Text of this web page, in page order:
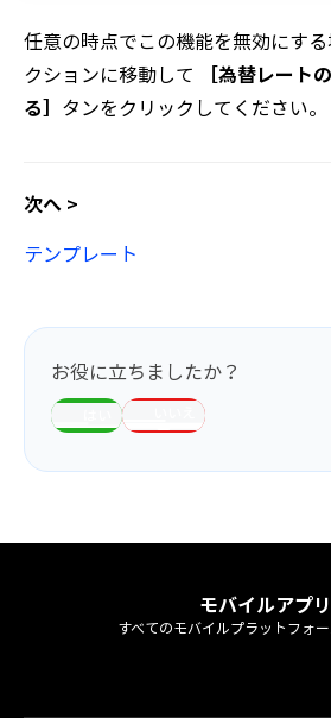
任意の時点でこの機能を無効にする
クションに移動して
［為替レート
る］ タンをクリックしてください。
次へ >
テンプレート
お役に立ちましたか？
モバイルアプリ
すべてのモバイルプラットフォ